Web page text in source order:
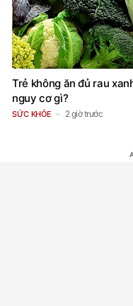
Trẻ không ăn đủ rau
nguy cơ gì?
SỨC KHỎE 2 giờ trước